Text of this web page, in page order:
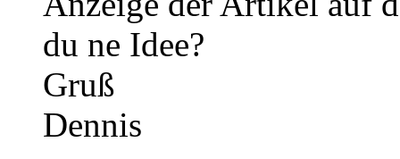
du ne Idee?
Gruß
Dennis